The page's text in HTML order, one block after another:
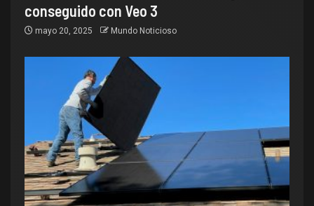
conseguido con Veo 3
mayo 20, 2025 Mundo Noticioso